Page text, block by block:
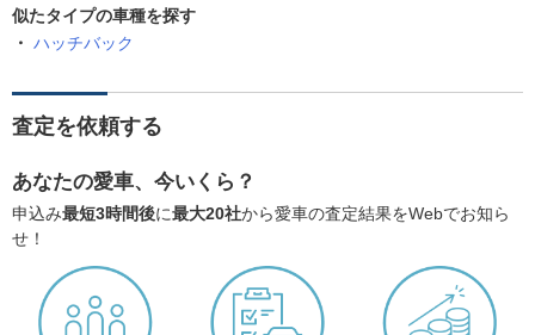
似たタイプの車種を探す
ハッチバック
査定を依頼する
あなたの愛車、今いくら？
申込み最短3時間後に最大20社から愛車の査定結果をWebでお知ら
せ！